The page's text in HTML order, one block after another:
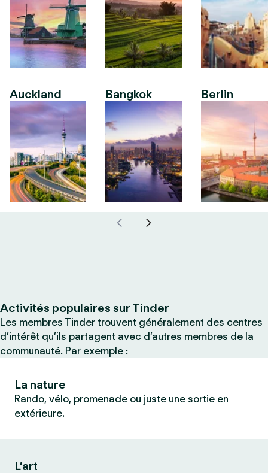
Auckland Bangkok Berlin
Activités populaires sur Tinder
Les membres Tinder trouvent généralement des centres
d’intérêt qu’ils partagent avec d’autres membres de la
communauté. Par exemple :
La nature
Rando, vélo, promenade ou juste une sortie en
extérieure.
L’art